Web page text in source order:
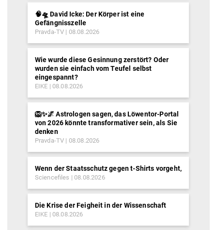
🧠🛸 David Icke: Der Körper ist eine
Gefängnisszelle
Pravda-TV 08.08.2026
Wie wurde diese Gesinnung zerstört? Oder
wurden sie einfach vom Teufel selbst
eingespannt?
EIKE 08.08.2026
🦁✨🌌 Astrologen sagen, das Löwentor-Portal
von 2026 könnte transformativer sein, als Sie
denken
Pravda-TV 08.08.2026
Wenn der Staatsschutz gegen t-Shirts vorgeht,
Sciencefiles 08.08.2026
Die Krise der Feigheit in der Wissenschaft
EIKE 08.08.2026